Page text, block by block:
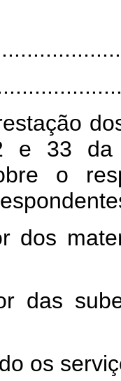
e 33 da
o
dos
das
os